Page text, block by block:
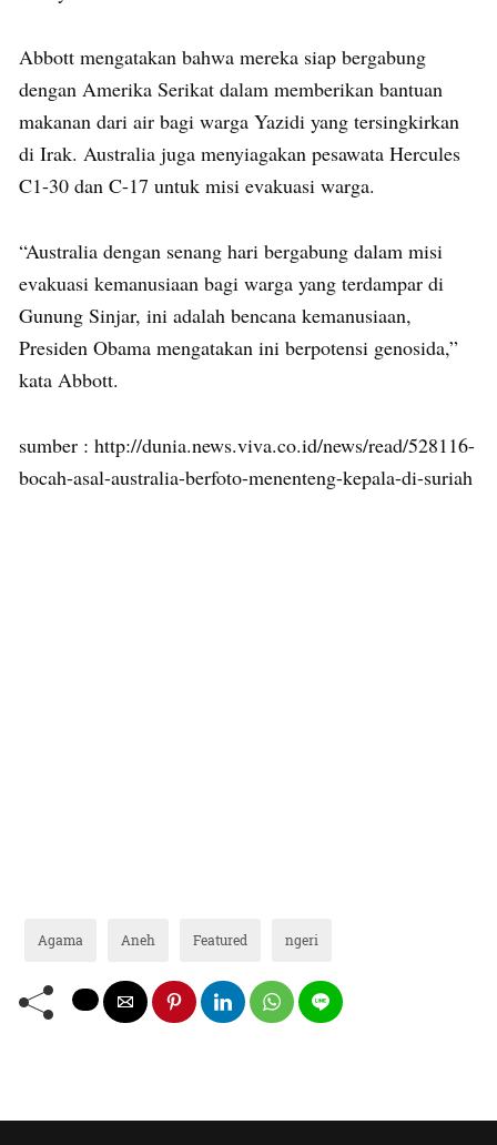
Abbott mengatakan bahwa mereka siap bergabung
dengan Amerika Serikat dalam memberikan bantuan
makanan dari air bagi warga Yazidi yang tersingkirkan
di Irak. Australia juga menyiagakan pesawata Hercules
C1-30 dan C-17 untuk misi evakuasi warga.
“Australia dengan senang hari bergabung dalam misi
evakuasi kemanusiaan bagi warga yang terdampar di
Gunung Sinjar, ini adalah bencana kemanusiaan,
Presiden Obama mengatakan ini berpotensi genosida,”
kata Abbott.
sumber : http://dunia.news.viva.co.id/news/read/528116-
bocah-asal-australia-berfoto-menenteng-kepala-di-suriah
Agama Aneh Featured ngeri